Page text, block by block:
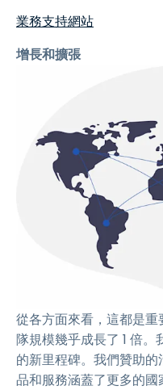
業務支持網站
增長和擴張
從各方面來看，這都是
隊規模幾乎成長了 1 倍
的新里程碑。我們贊助
品和服務涵蓋了更多的國